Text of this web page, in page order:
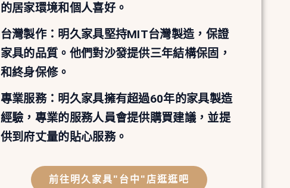
的居家環境和個人喜好。
台灣製作：明久家具堅持MIT台灣製造，保證
家具的品質。他們對沙發提供三年結構保固，
和終身保修。
專業服務：明久家具擁有超過60年的家具製造
經驗，專業的服務人員會提供購買建議，並提
供到府丈量的貼心服務。
前往明久家具"台中"店逛逛吧